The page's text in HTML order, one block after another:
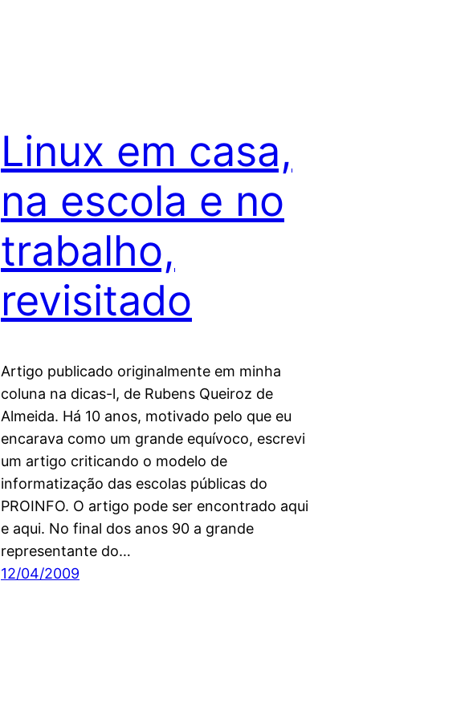
Linux em casa,
na escola e no
trabalho,
revisitado
Artigo publicado originalmente em minha
coluna na dicas-l, de Rubens Queiroz de
Almeida. Há 10 anos, motivado pelo que eu
encarava como um grande equívoco, escrevi
um artigo criticando o modelo de
informatização das escolas públicas do
PROINFO. O artigo pode ser encontrado aqui
e aqui. No final dos anos 90 a grande
representante do…
12/04/2009